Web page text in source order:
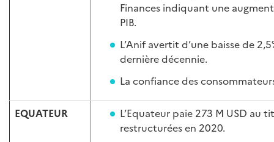
Finances indiquant une
PIB.
L’Anif avertit d’une baisse de
dernière décennie.
La confiance des
EQUATEUR
L’Equateur paie 273 M USD au
restructurées en 2020.